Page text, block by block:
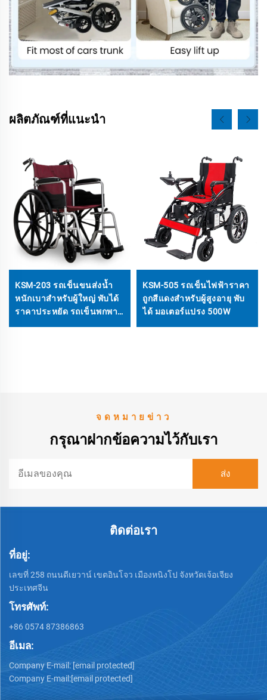
ผลิตภัณฑ์ที่แนะนำ
KSM-203 รถเข็นขนส่งน้ำ
หนักเบาสำหรับผู้ใหญ่ พับได้
ราคาประหยัด รถเข็นพกพา
สำหรับเดินทาง
KSM-505 รถเข็นไฟฟ้าราคา
ถูกสีแดงสำหรับผู้สูงอายุ พับ
ได้ มอเตอร์แปรง 500W
จดหมายข่าว
กรุณาฝากข้อความไว้กับเรา
ติดต่อเรา
ที่อยู่:
เลขที่ 258 ถนนดีเยวาน์ เขตอินโจว เมืองหนิงโป จังหวัดเจ้อเจียง
ประเทศจีน
โทรศัพท์:
+86 0574 87386863
อีเมล:
Company E-mail: [email protected]
Company E-mail:[email protected]